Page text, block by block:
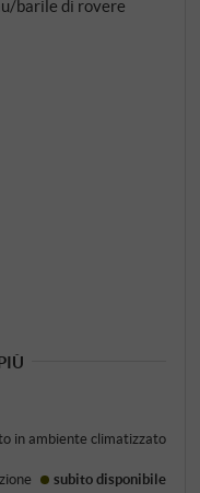
seguiti da
di Slavonia.
barile di rovere
in ambiente climatizzato
subito disponibile